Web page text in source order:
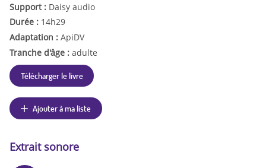
Support : Daisy audio
Durée : 14h29
Adaptation : ApiDV
Tranche d'âge : adulte
Télécharger le livre
Ajouter à ma liste
Extrait sonore